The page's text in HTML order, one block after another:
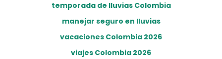
temporada de lluvias Colombia
manejar seguro en lluvias
vacaciones Colombia 2026
viajes Colombia 2026